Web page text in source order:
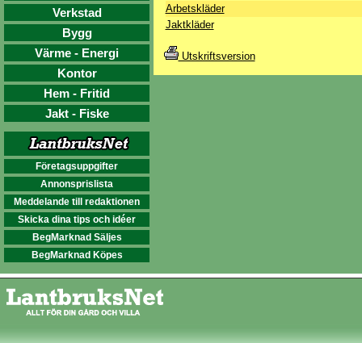
Verkstad
Bygg
Värme - Energi
Kontor
Hem - Fritid
Jakt - Fiske
Företagsuppgifter
Annonsprislista
Meddelande till redaktionen
Skicka dina tips och idéer
BegMarknad Säljes
BegMarknad Köpes
Arbetskläder
Jaktkläder
Utskriftsversion